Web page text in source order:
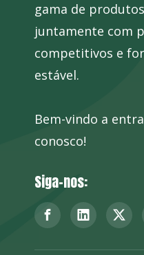
gama de
juntamente com
competitivos e
estável.
Bem-vindo a
conosco!
Siga-nos: